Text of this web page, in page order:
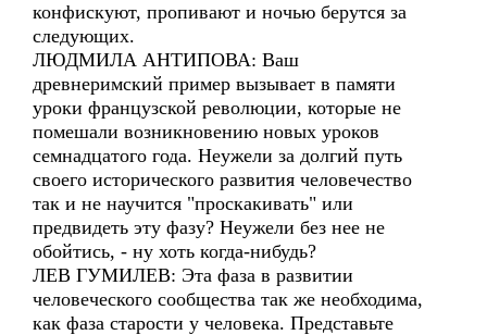
конфискуют, пропивают и ночью берутся за
следующих.
ЛЮДМИЛА АНТИПОВА: Ваш
древнеримский пример вызывает в памяти
уроки французской революции, которые не
помешали возникновению новых уроков
семнадцатого года. Неужели за долгий путь
своего исторического развития человечество
так и не научится "проскакивать" или
предвидеть эту фазу? Неужели без нее не
обойтись, - ну хоть когда-нибудь?
ЛЕВ ГУМИЛЕВ: Эта фаза в развитии
человеческого сообщества так же необходима,
как фаза старости у человека. Представьте